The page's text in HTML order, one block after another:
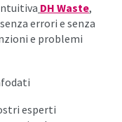
DH Waste,
errori e senza
e problemi
esperti